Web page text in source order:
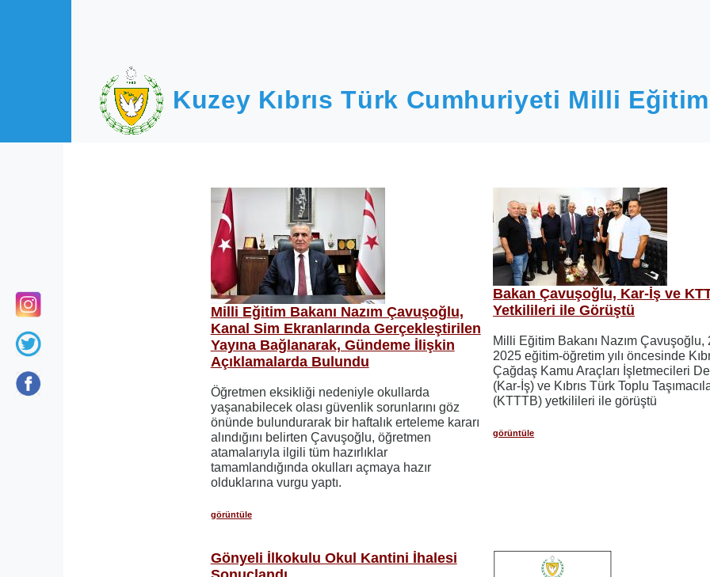
Kuzey Kıbrıs Türk Cumhuriyeti Milli Eğitim
Milli Eğitim Bakanı Nazım Çavuşoğlu,
Kanal Sim Ekranlarında Gerçekleştirilen
Yayına Bağlanarak, Gündeme İlişkin
Açıklamalarda Bulundu
Öğretmen eksikliği nedeniyle okullarda
yaşanabilecek olası güvenlik sorunlarını göz
önünde bulundurarak bir haftalık erteleme kararı
alındığını belirten Çavuşoğlu, öğretmen
atamalarıyla ilgili tüm hazırlıklar
tamamlandığında okulları açmaya hazır
olduklarına vurgu yaptı.
görüntüle
Bakan Çavuşoğlu, Kar-İş ve
Yetkilileri ile Görüştü
Milli Eğitim Bakanı Nazım Çavuşoğlu,
2025 eğitim-öğretim yılı öncesinde
Çağdaş Kamu Araçları İşletmecileri
(Kar-İş) ve Kıbrıs Türk Toplu
(KTTTB) yetkilileri ile görüştü
görüntüle
Gönyeli İlkokulu Okul Kantini İhalesi